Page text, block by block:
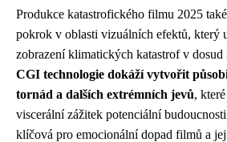
Produkce katastrofického filmu 2025
pokrok v oblasti vizuálních efektů, který
zobrazení klimatických katastrof v dosud
CGI technologie dokáží vytvořit
tornád a dalších extrémních jevů,
viscerální zážitek potenciální
klíčová pro emocionální dopad filmů a